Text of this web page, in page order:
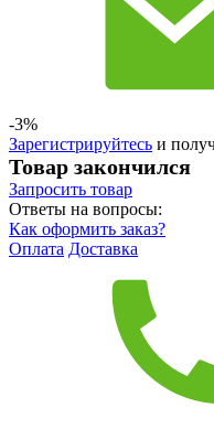
-3%
Зарегистрируйтесь и
Товар закончился
Запросить товар
Ответы на вопросы:
Как оформить заказ?
Оплата Доставка